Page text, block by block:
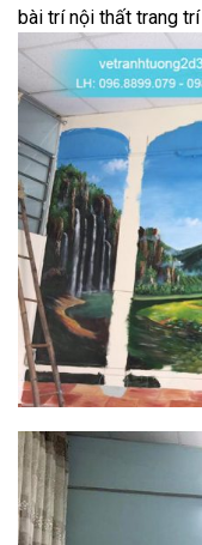
bài trí nội thất trang